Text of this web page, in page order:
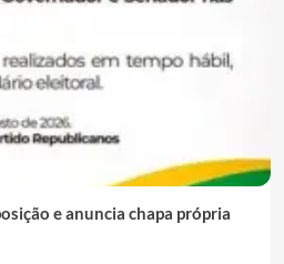
e anuncia chapa própria